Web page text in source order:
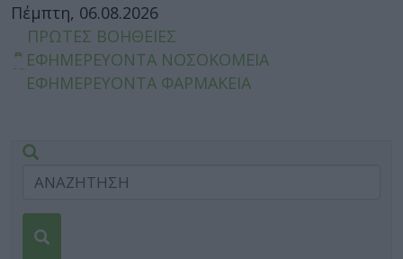
Πέμπτη, 06.08.2026
ΠΡΩΤΕΣ ΒΟΗΘΕΙΕΣ
ΕΦΗΜΕΡΕΥΟΝΤΑ ΝΟΣΟΚΟΜΕΙΑ
ΕΦΗΜΕΡΕΥΟΝΤΑ ΦΑΡΜΑΚΕΙΑ